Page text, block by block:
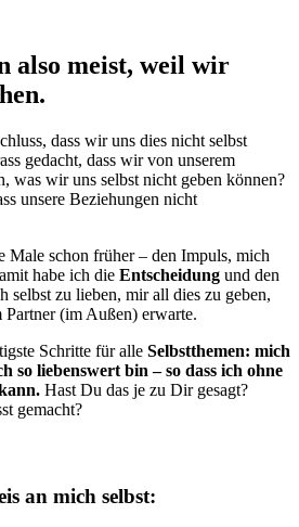
also meist, weil wir
dass wir uns dies nicht selbst
gedacht, dass wir von unserem
was wir uns selbst nicht geben können?
unsere Beziehungen nicht
Male schon früher – den Impuls, mich
habe ich die Entscheidung und den
selbst zu lieben, mir all dies zu geben,
(im Außen) erwarte.
Schritte für alle Selbstthemen: mich
so liebenswert bin – so dass ich ohne
Hast Du das je zu Dir gesagt?
gemacht?
an mich selbst: